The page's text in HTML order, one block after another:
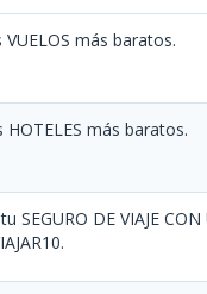
VUELOS más baratos.
HOTELES más baratos.
tu SEGURO DE VIAJE
.